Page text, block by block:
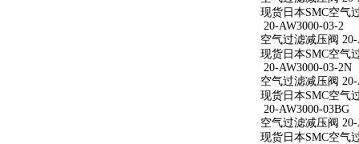
现货日本SMC空气
20-AW3000-03-2
空气过滤减压阀 20-
现货日本SMC空气
20-AW3000-03-2N
空气过滤减压阀
现货日本SMC空气
20-AW3000-03BG
空气过滤减压阀 20-
现货日本SMC空气